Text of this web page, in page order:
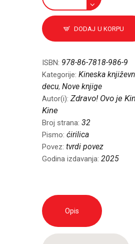
Kina
-
Kine
količina
DODAJ U KORPU
ISBN: 978-86-7818-986-9
Kategorije: Kineska
decu, Nove knjige
Autor(i): Zdravo! Ovo je
Kine
Broj strana: 32
Pismo: ćirilica
Povez: tvrdi povez
Godina izdavanja: 2025
Opis